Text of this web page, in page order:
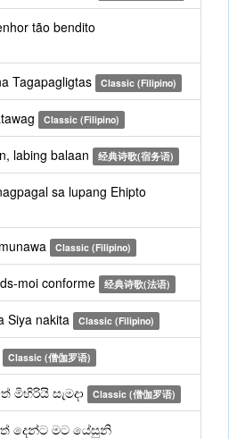
tão bendito
Tagapagligtas Classic (Filipino)
Classic (Filipino)
labing balaan 经典诗歌(宿务语)
sa lupang Ehipto
Classic (Filipino)
moi conforme 经典诗歌(法语)
Siya nakita Classic (Filipino)
Classic (僧伽罗语)
මිහිරියි සැමදා Classic (僧伽罗语)
මට යේසුනි